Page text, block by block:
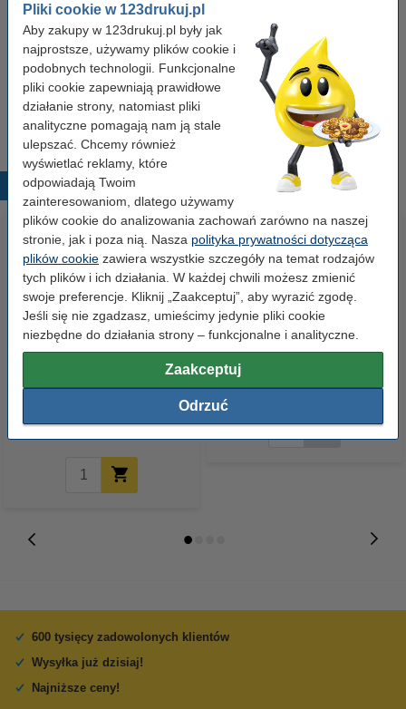
Pliki cookie w 123drukuj.pl
Aby zakupy w 123drukuj.pl były jak
najprostsze, używamy plików cookie i
podobnych technologii. Funkcjonalne
pliki cookie zapewniają prawidłowe
działanie strony, natomiast pliki
analityczne pomagają nam ją stale
ulepszać. Chcemy również
wyświetlać reklamy, które
odpowiadają Twoim
zainteresowaniom, dlatego używamy
plików cookie do analizowania zachowań zarówno na naszej
stronie, jak i poza nią. Nasza polityka prywatności dotycząca
plików cookie zawiera wszystkie szczegóły na temat rodzajów
tych plików i ich działania. W każdej chwili możesz zmienić
swoje preferencje. Kliknij „Zaakceptuj”, aby wyrazić zgodę.
Jeśli się nie zgadzasz, umieścimy jedynie pliki cookie
niezbędne do działania strony – funkcjonalne i analityczne.
Zaakceptuj
Odrzuć
Uwagi:
Tusz Lexmark Nr 42 posiada zmniejszoną pojemność i może być
używany zamiennie z tuszem Lexmark Nr 44, który jest o wiele
tusz kolorowy, wersja 123drukuj
79,00 zł z VAT
600 tysięcy zadowolonych klientów
Wysyłka już dzisiaj!
Najniższe ceny!